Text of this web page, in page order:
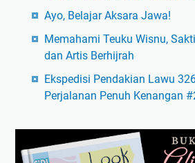
Ayo, Belajar Aksara Jawa!
Memahami Teuku Wisnu,
dan Artis Berhijrah
Ekspedisi Pendakian Lawu
Perjalanan Penuh Kenangan